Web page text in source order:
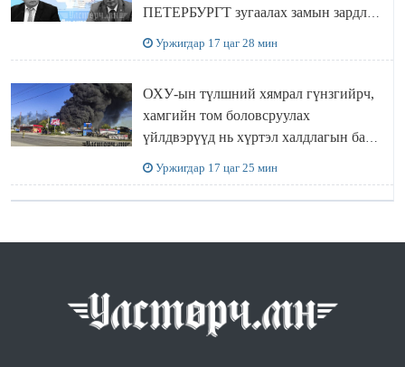
ПЕТЕРБУРГТ зугаалах замын зардлаа
Уржигдар 17 цаг 28 мин
ОХУ-ын түлшний хямрал гүнзгийрч,
хамгийн том боловсруулах
үйлдвэрүүд нь хүртэл халдлагын бай
Уржигдар 17 цаг 25 мин